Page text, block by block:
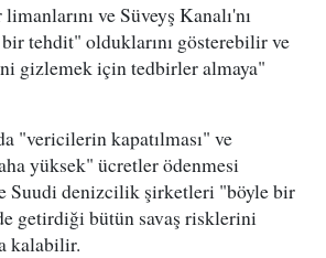
ve Süveyş Kanalı'nı
bir tehdit" olduklarını gösterebilir ve
gizlemek için tedbirler almaya"
"vericilerin kapatılması" ve
yüksek" ücretler ödenmesi
Suudi denizcilik şirketleri "böyle bir
getirdiği bütün savaş risklerini
kalabilir.